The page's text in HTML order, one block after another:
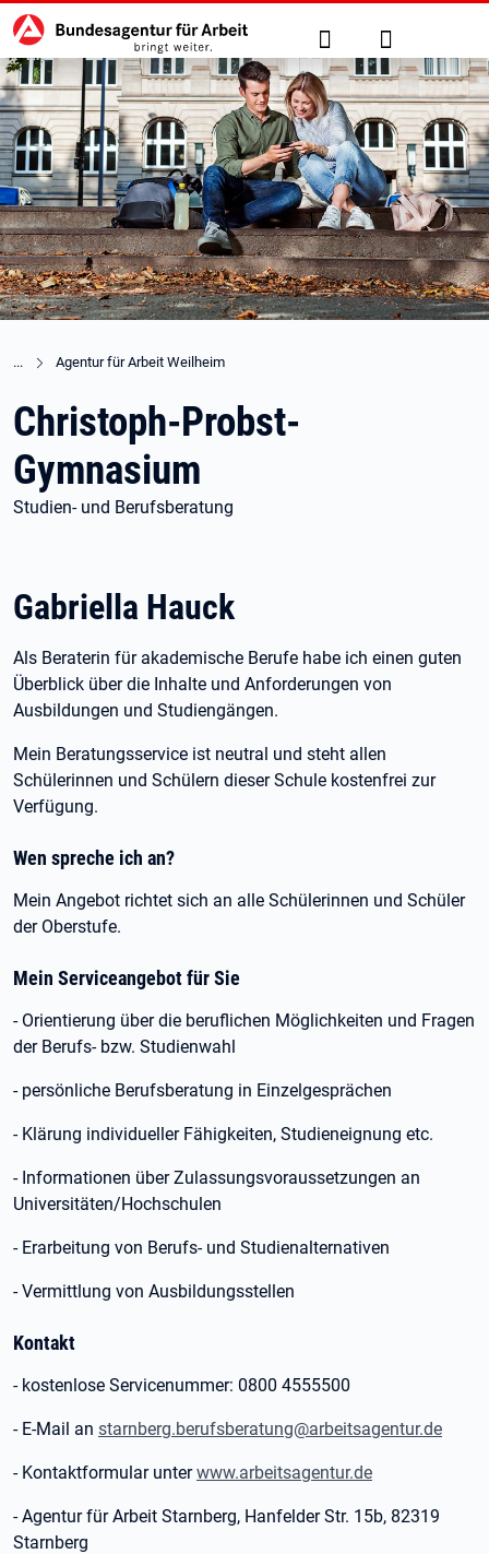
zu den Hauptinhalten springen
Hauptnavigation Suche Anmelden
Agentur für Arbeit Weilheim
Christoph-Probst-
Gymnasium
Studien- und Berufsberatung
Gabriella Hauck
Als Beraterin für akademische Berufe habe ich einen guten
Überblick über die Inhalte und Anforderungen von
Ausbildungen und Studiengängen.
Mein Beratungsservice ist neutral und steht allen
Schülerinnen und Schülern dieser Schule kostenfrei zur
Verfügung.
Wen spreche ich an?
Mein Angebot richtet sich an alle Schülerinnen und Schüler
der Oberstufe.
Mein Serviceangebot für Sie
- Orientierung über die beruflichen Möglichkeiten und Fragen
der Berufs- bzw. Studienwahl
- persönliche Berufsberatung in Einzelgesprächen
- Klärung individueller Fähigkeiten, Studieneignung etc.
- Informationen über Zulassungsvoraussetzungen an
Universitäten/Hochschulen
- Erarbeitung von Berufs- und Studienalternativen
- Vermittlung von Ausbildungsstellen
Kontakt
- kostenlose Servicenummer: 0800 4555500
- E-Mail an starnberg.berufsberatung@arbeitsagentur.de
- Kontaktformular unterwww.arbeitsagentur.de
- Agentur für Arbeit Starnberg, Hanfelder Str. 15b, 82319
Starnberg